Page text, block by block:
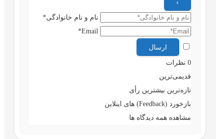
نام و نام خانوادگی*
Email*
0 نظرات
قدیمی‌ترین
تازه‌ترین بیشترین رأی
بازخورد (Feedback) های اینلاین
مشاهده همه دیدگاه ها